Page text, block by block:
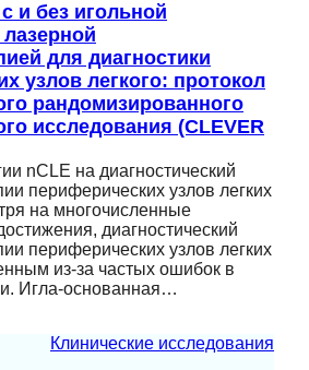
и без игольной
для диагностики
узлов легкого: протокол
рандомизированного
исследования (CLEVER
nCLE на диагностический
периферических узлов легких
на многочисленные
диагностический
периферических узлов легких
из-за частых ошибок в
Игла-основанная…
Клинические исследования